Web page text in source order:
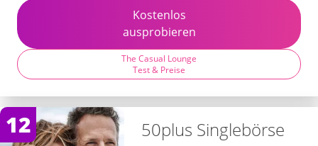
Kostenlos
ausprobieren
The Casual Lounge
Test & Preise
12 50plus Singlebörse